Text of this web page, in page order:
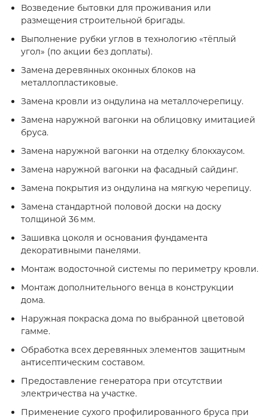
Возведение бытовки для проживания или
размещения строительной бригады.
Выполнение рубки углов в технологию «тёплый
угол» (по акции без доплаты).
Замена деревянных оконных блоков на
металлопластиковые.
Замена кровли из ондулина на металлочерепицу.
Замена наружной вагонки на облицовку имитацией
бруса.
Замена наружной вагонки на отделку блокхаусом.
Замена наружной вагонки на фасадный сайдинг.
Замена покрытия из ондулина на мягкую черепицу.
Замена стандартной половой доски на доску
толщиной 36 мм.
Зашивка цоколя и основания фундамента
декоративными панелями.
Монтаж водосточной системы по периметру кровли.
Монтаж дополнительного венца в конструкции
дома.
Наружная покраска дома по выбранной цветовой
гамме.
Обработка всех деревянных элементов защитным
антисептическим составом.
Предоставление генератора при отсутствии
электричества на участке.
Применение сухого профилированного бруса при